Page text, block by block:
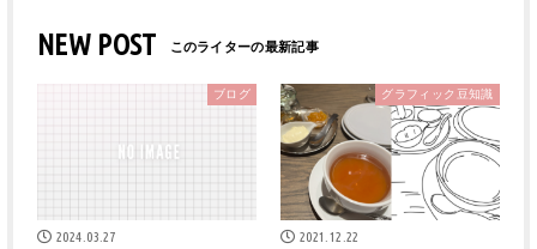
NEW POST
ブログ
2024.03.27
グラフィック豆知識
2021.12.22